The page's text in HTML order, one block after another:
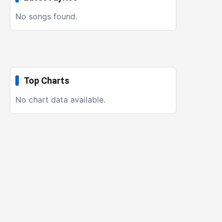
No songs found.
Top Charts
No chart data available.